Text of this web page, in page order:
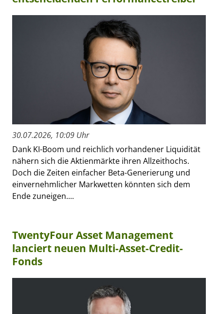
30.07.2026, 10:09 Uhr
Dank KI-Boom und reichlich vorhandener Liquidität
nähern sich die Aktienmärkte ihren Allzeithochs.
Doch die Zeiten einfacher Beta-Generierung und
einvernehmlicher Markwetten könnten sich dem
Ende zuneigen....
TwentyFour Asset Management
lanciert neuen Multi-Asset-Credit-
Fonds